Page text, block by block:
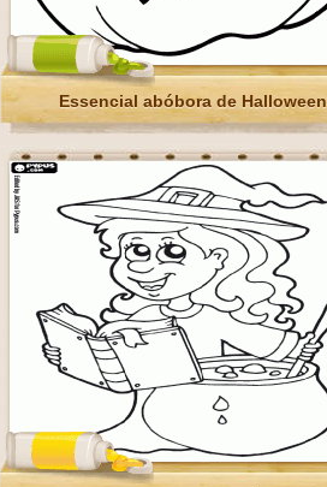
Essencial abóbora de Halloween